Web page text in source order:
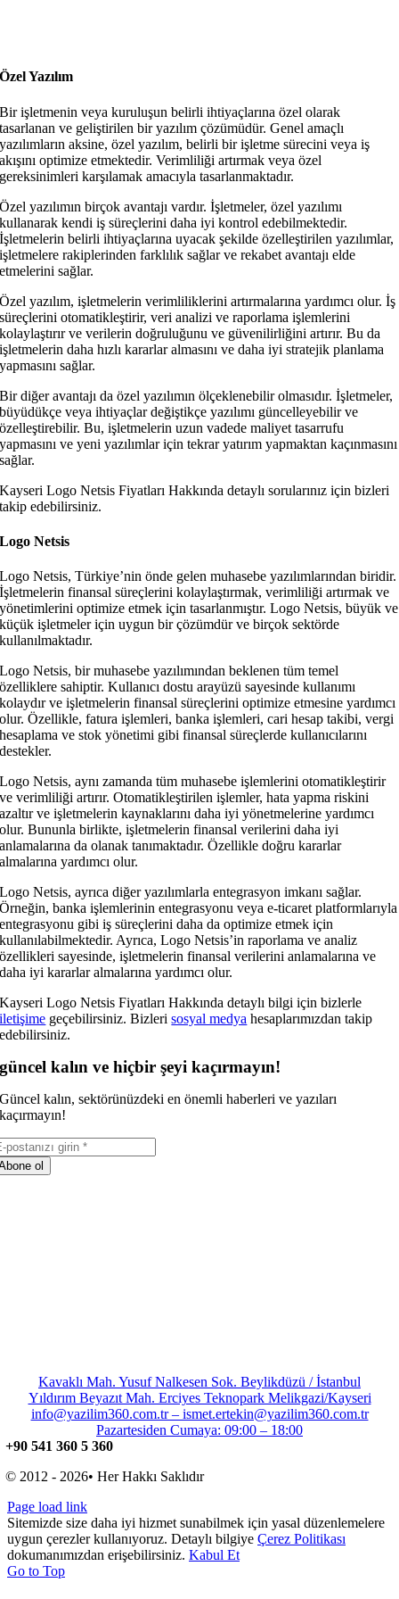
Özel Yazılım
Bir işletmenin veya kuruluşun belirli ihtiyaçlarına özel olarak
tasarlanan ve geliştirilen bir yazılım çözümüdür. Genel amaçlı
yazılımların aksine, özel yazılım, belirli bir işletme sürecini veya iş
akışını optimize etmektedir. Verimliliği artırmak veya özel
gereksinimleri karşılamak amacıyla tasarlanmaktadır.
Özel yazılımın birçok avantajı vardır. İşletmeler, özel yazılımı
kullanarak kendi iş süreçlerini daha iyi kontrol edebilmektedir.
İşletmelerin belirli ihtiyaçlarına uyacak şekilde özelleştirilen yazılımlar,
işletmelere rakiplerinden farklılık sağlar ve rekabet avantajı elde
etmelerini sağlar.
Özel yazılım, işletmelerin verimliliklerini artırmalarına yardımcı olur. İş
süreçlerini otomatikleştirir, veri analizi ve raporlama işlemlerini
kolaylaştırır ve verilerin doğruluğunu ve güvenilirliğini artırır. Bu da
işletmelerin daha hızlı kararlar almasını ve daha iyi stratejik planlama
yapmasını sağlar.
Bir diğer avantajı da özel yazılımın ölçeklenebilir olmasıdır. İşletmeler,
büyüdükçe veya ihtiyaçlar değiştikçe yazılımı güncelleyebilir ve
özelleştirebilir. Bu, işletmelerin uzun vadede maliyet tasarrufu
yapmasını ve yeni yazılımlar için tekrar yatırım yapmaktan kaçınmasını
sağlar.
Kayseri Logo Netsis Fiyatları Hakkında detaylı sorularınız için bizleri
takip edebilirsiniz.
Logo Netsis
Logo Netsis, Türkiye’nin önde gelen muhasebe yazılımlarından biridir.
İşletmelerin finansal süreçlerini kolaylaştırmak, verimliliği artırmak ve
yönetimlerini optimize etmek için tasarlanmıştır. Logo Netsis, büyük ve
küçük işletmeler için uygun bir çözümdür ve birçok sektörde
kullanılmaktadır.
Logo Netsis, bir muhasebe yazılımından beklenen tüm temel
özelliklere sahiptir. Kullanıcı dostu arayüzü sayesinde kullanımı
kolaydır ve işletmelerin finansal süreçlerini optimize etmesine yardımcı
olur. Özellikle, fatura işlemleri, banka işlemleri, cari hesap takibi, vergi
hesaplama ve stok yönetimi gibi finansal süreçlerde kullanıcılarını
destekler.
Logo Netsis, aynı zamanda tüm muhasebe işlemlerini otomatikleştirir
ve verimliliği artırır. Otomatikleştirilen işlemler, hata yapma riskini
azaltır ve işletmelerin kaynaklarını daha iyi yönetmelerine yardımcı
olur. Bununla birlikte, işletmelerin finansal verilerini daha iyi
anlamalarına da olanak tanımaktadır. Özellikle doğru kararlar
almalarına yardımcı olur.
Logo Netsis, ayrıca diğer yazılımlarla entegrasyon imkanı sağlar.
Örneğin, banka işlemlerinin entegrasyonu veya e-ticaret platformlarıyla
entegrasyonu gibi iş süreçlerini daha da optimize etmek için
kullanılabilmektedir. Ayrıca, Logo Netsis’in raporlama ve analiz
özellikleri sayesinde, işletmelerin finansal verilerini anlamalarına ve
daha iyi kararlar almalarına yardımcı olur.
Kayseri Logo Netsis Fiyatları Hakkında detaylı bilgi için bizlerle
iletişime geçebilirsiniz. Bizlerisosyal medya hesaplarımızdan takip
edebilirsiniz.
güncel kalın ve hiçbir şeyi kaçırmayın!
Güncel kalın, sektörünüzdeki en önemli haberleri ve yazıları
kaçırmayın!
ol
Kavaklı Mah. Yusuf Nalkesen Sok. Beylikdüzü / İstanbul
Yıldırım Beyazıt Mah. Erciyes Teknopark Melikgazi/Kayseri
info@yazilim360.com.tr – ismet.ertekin@yazilim360.com.tr
Pazartesiden Cumaya: 09:00 – 18:00
+90 541 360 5 360
© 2012 - 2026• Her Hakkı Saklıdır
Page load link
Sitemizde size daha iyi hizmet sunabilmek için yasal düzenlemelere
uygun çerezler kullanıyoruz. Detaylı bilgiye Çerez Politikası
dokumanımızdan erişebilirsiniz. Kabul Et
Go to Top